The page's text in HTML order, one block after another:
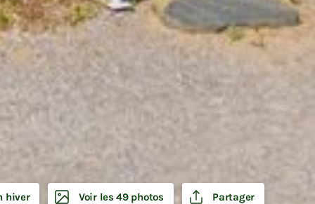
hiver Voir les 49 photos Partager